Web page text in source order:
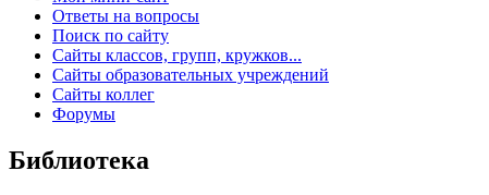
Ответы на вопросы
Поиск по сайту
Сайты классов, групп, кружков...
Сайты образовательных учреждений
Сайты коллег
Форумы
Библиотека